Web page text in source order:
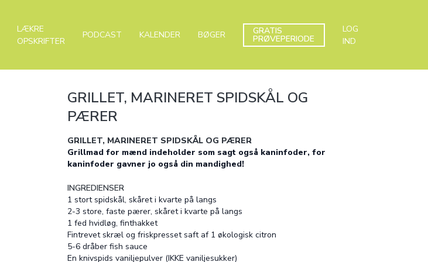
LÆKRE
OPSKRIFTER
PODCAST KALENDER BØGER GRATIS
PRØVEPERIODE
LOG
IND
GRILLET, MARINERET SPIDSKÅL OG
PÆRER
GRILLET, MARINERET SPIDSKÅL OG PÆRER
Grillmad for mænd indeholder som sagt også kaninfoder, for
kaninfoder gavner jo også din mandighed!
INGREDIENSER
1 stort spidskål, skåret i kvarte på langs
2-3 store, faste pærer, skåret i kvarte på langs
1 fed hvidløg, finthakket
Fintrevet skræl og friskpresset saft af 1 økologisk citron
5-6 dråber fish sauce
En knivspids vaniljepulver (IKKE vaniljesukker)